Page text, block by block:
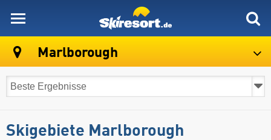
Marlborough
Skigebiete Marlborough